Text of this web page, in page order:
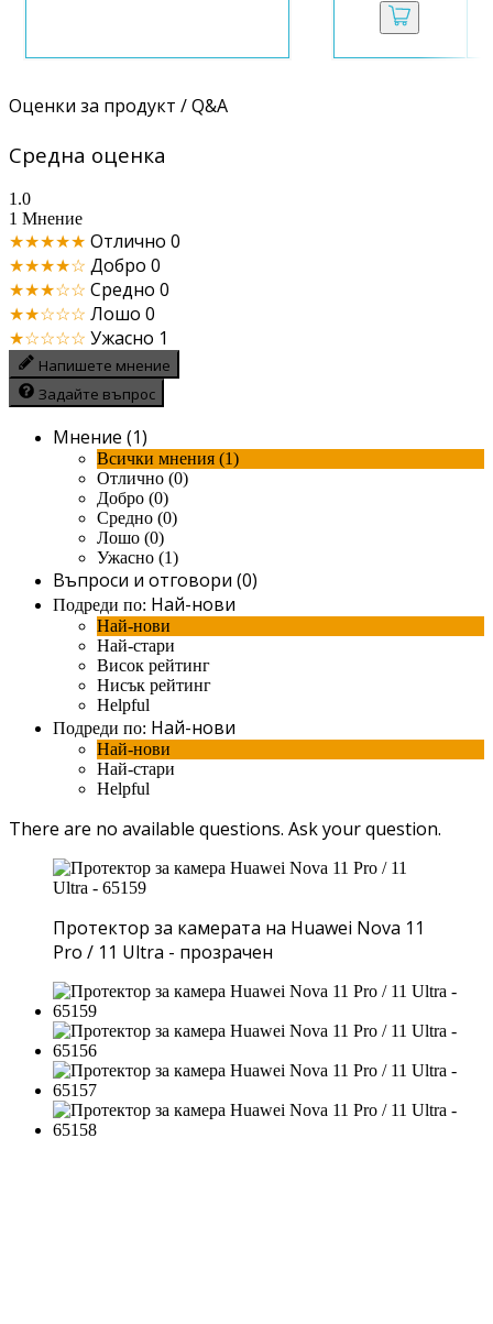
Оценки за продукт / Q&A
Средна оценка
1.0
1 Мнение
★★★★★ Отлично 0
★★★★☆ Добро 0
★★★☆☆ Средно 0
★★☆☆☆ Лошо 0
★☆☆☆☆ Ужасно 1
Напишете мнение
Задайте въпрос
Мнение (1)
Всички мнения (1)
Отлично (0)
Добро (0)
Средно (0)
Лошо (0)
Ужасно (1)
Въпроси и отговори (0)
Подреди по: Най-нови
Най-нови
Най-стари
Висок рейтинг
Нисък рейтинг
Helpful
Подреди по: Най-нови
Най-нови
Най-стари
Helpful
There are no available questions. Ask your question.
Протектор за камерата на Huawei Nova 11
Pro / 11 Ultra - прозрачен